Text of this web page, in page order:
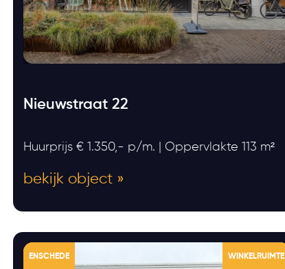
Nieuwstraat 22
Huurprijs € 1.350,- p/m. | Oppervlakte 113 m²
bekijk object »
ENSCHEDE WINKELRUIMTE